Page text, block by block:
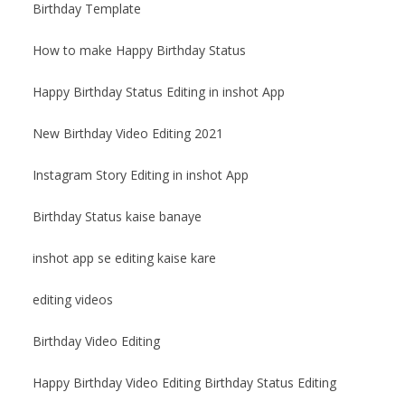
Birthday Template
How to make Happy Birthday Status
Happy Birthday Status Editing in inshot App
New Birthday Video Editing 2021
Instagram Story Editing in inshot App
Birthday Status kaise banaye
inshot app se editing kaise kare
editing videos
Birthday Video Editing
Happy Birthday Video Editing Birthday Status Editing